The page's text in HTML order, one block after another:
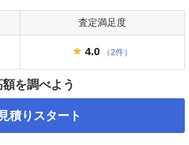
査定満足度
4.0 （2件）
を調べよう
見積りスタート